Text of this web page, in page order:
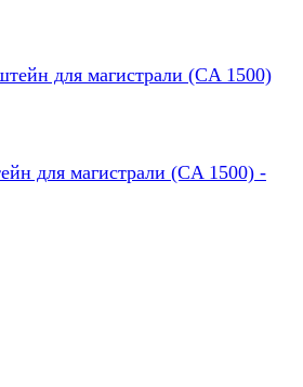
для магистрали (CA 1500) -